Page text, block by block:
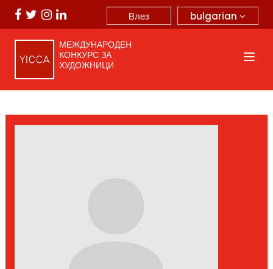
bulgarian
Влез
МЕЖДУНАРОДЕН
КОНКУРС ЗА
ХУДОЖНИЦИ